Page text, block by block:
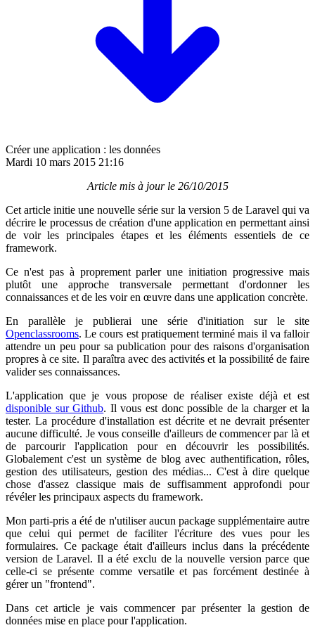
Créer une application : les données
Mardi 10 mars 2015 21:16
Article mis à jour le 26/10/2015
Cet article initie une nouvelle série sur la version 5 de Laravel qui va
décrire le processus de création d'une application en permettant ainsi
de voir les principales étapes et les éléments essentiels de ce
framework.
Ce n'est pas à proprement parler une initiation progressive mais
plutôt une approche transversale permettant d'ordonner les
connaissances et de les voir en œuvre dans une application concrète.
En parallèle je publierai une série d'initiation sur le site
Openclassrooms. Le cours est pratiquement terminé mais il va falloir
attendre un peu pour sa publication pour des raisons d'organisation
propres à ce site. Il paraîtra avec des activités et la possibilité de faire
valider ses connaissances.
L'application que je vous propose de réaliser existe déjà et est
disponible sur Github. Il vous est donc possible de la charger et la
tester. La procédure d'installation est décrite et ne devrait présenter
aucune difficulté. Je vous conseille d'ailleurs de commencer par là et
de parcourir l'application pour en découvrir les possibilités.
Globalement c'est un système de blog avec authentification, rôles,
gestion des utilisateurs, gestion des médias... C'est à dire quelque
chose d'assez classique mais de suffisamment approfondi pour
révéler les principaux aspects du framework.
Mon parti-pris a été de n'utiliser aucun package supplémentaire autre
que celui qui permet de faciliter l'écriture des vues pour les
formulaires. Ce package était d'ailleurs inclus dans la précédente
version de Laravel. Il a été exclu de la nouvelle version parce que
celle-ci se présente comme versatile et pas forcément destinée à
gérer un "frontend".
Dans cet article je vais commencer par présenter la gestion de
données mise en place pour l'application.